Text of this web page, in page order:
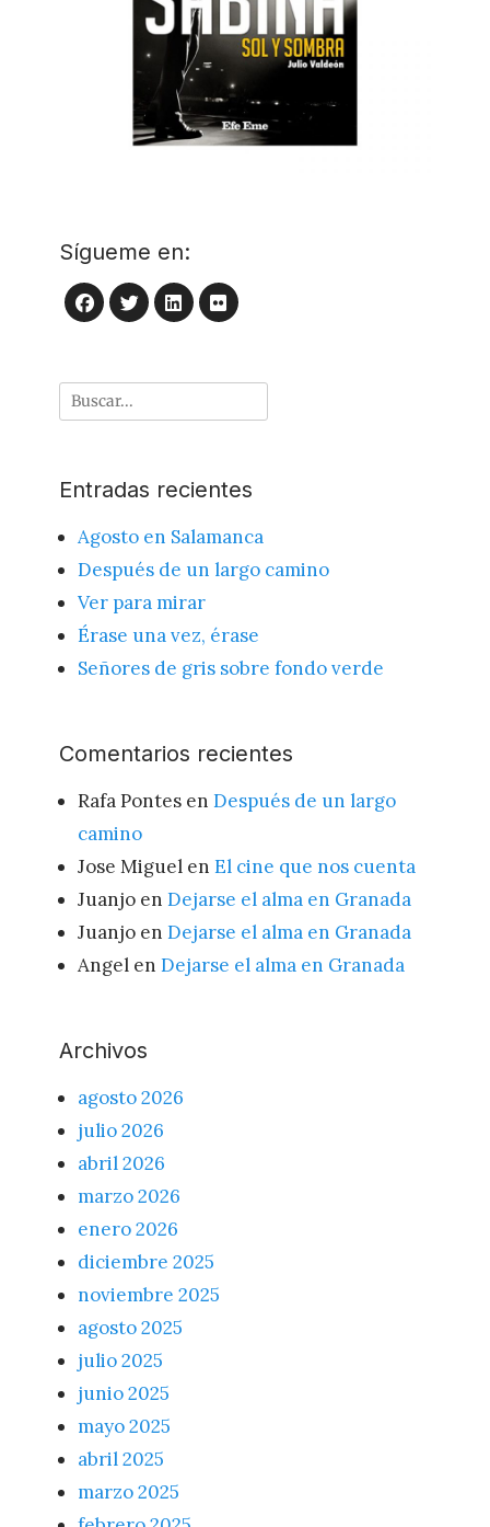
Sígueme en:
Facebook
Twitter
LinkedIn
Flickr
Buscar
Entradas recientes
Agosto en Salamanca
Después de un largo camino
Ver para mirar
Érase una vez, érase
Señores de gris sobre fondo verde
Comentarios recientes
Rafa Pontes en Después de un largo
camino
Jose Miguel en El cine que nos cuenta
Juanjo en Dejarse el alma en Granada
Juanjo en Dejarse el alma en Granada
Angel en Dejarse el alma en Granada
Archivos
agosto 2026
julio 2026
abril 2026
marzo 2026
enero 2026
diciembre 2025
noviembre 2025
agosto 2025
julio 2025
junio 2025
mayo 2025
abril 2025
marzo 2025